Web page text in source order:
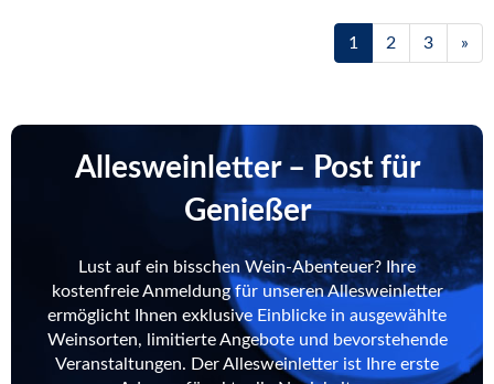
1 2 3 »
Allesweinletter – Post für
Genießer
Lust auf ein bisschen Wein-Abenteuer? Ihre
kostenfreie Anmeldung für unseren Allesweinletter
ermöglicht Ihnen exklusive Einblicke in ausgewählte
Weinsorten, limitierte Angebote und bevorstehende
Veranstaltungen. Der Allesweinletter ist Ihre erste